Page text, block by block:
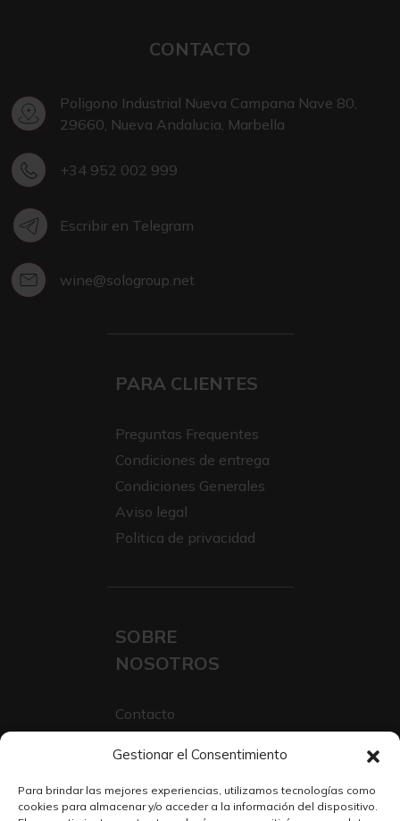
Gestionar el Consentimiento
Para brindar las mejores experiencias, utilizamos tecnologías como
cookies para almacenar y/o acceder a la información del dispositivo.
CONTACTO
Poligono Industrial Nueva Campana Nave 80,
29660, Nueva Andalucia, Marbella
+34 952 002 999
Escribir en Telegram
wine@sologroup.net
PARA CLIENTES
Preguntas Frequentes
Condiciones de entrega
Condiciones Generales
Aviso legal
Politica de privacidad
SOBRE
NOSOTROS
Contacto